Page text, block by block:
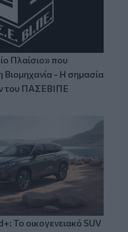
Πλαίσιο» που
Βιομηχανία - Η σημασία
του ΠΑΣΕΒΙΠΕ
Το οικογενειακό SUV